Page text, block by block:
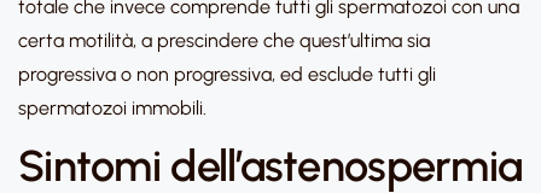
totale che invece comprende tutti gli spermatozoi con una
certa motilità, a prescindere che quest’ultima sia
progressiva o non progressiva, ed esclude tutti gli
spermatozoi immobili.
Sintomi dell’astenospermia